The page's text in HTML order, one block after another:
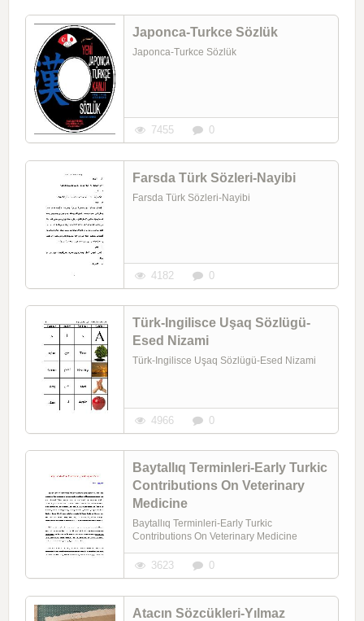
Japonca-Turkce Sözlük
Japonca-Turkce Sözlük
7455 0
Farsda Türk Sözleri-Nayibi
Farsda Türk Sözleri-Nayibi
4182 0
Türk-Ingilisce Uşaq Sözlügü-
Esed Nizami
Türk-Ingilisce Uşaq Sözlügü-Esed Nizami
4966 0
Baytallıq Terminleri-Early Turkic
Contributions On Veterinary
Medicine
Baytallıq Terminleri-Early Turkic
Contributions On Veterinary Medicine
3623 0
Atacın Sözcükleri-Yılmaz